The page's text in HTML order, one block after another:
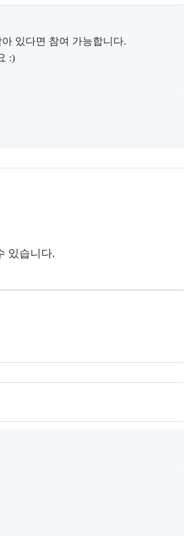
있다면 참여 가능합니다.
:)
있습니다.